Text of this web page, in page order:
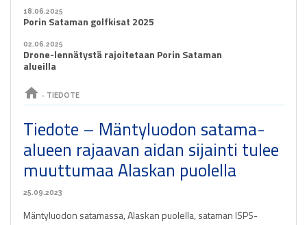
18.06.2025
Porin Sataman golfkisat 2025
02.06.2025
Drone-lennätystä rajoitetaan Porin Sataman
alueilla
home › TIEDOTE
Tiedote – Mäntyluodon satama-
alueen rajaavan aidan sijainti tulee
muuttumaa Alaskan puolella
25.09.2023
Mäntyluodon satamassa, Alaskan puolella, sataman ISPS-